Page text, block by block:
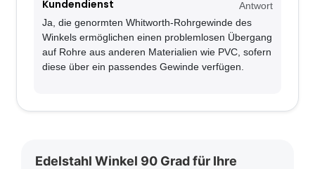
Kundendienst
Antwort
Ja, die genormten Whitworth-Rohrgewinde des
Winkels ermöglichen einen problemlosen Übergang
auf Rohre aus anderen Materialien wie PVC, sofern
diese über ein passendes Gewinde verfügen.
Edelstahl Winkel 90 Grad für Ihre